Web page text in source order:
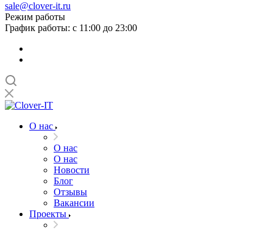
sale@clover-it.ru
Режим работы
График работы: с 11:00 до 23:00
О нас
О нас
О нас
Новости
Блог
Отзывы
Вакансии
Проекты